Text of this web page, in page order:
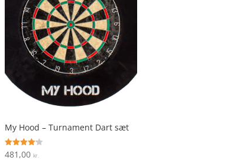
My Hood – Turnament Dart sæt
Vurderet
4.2
481,00 kr.